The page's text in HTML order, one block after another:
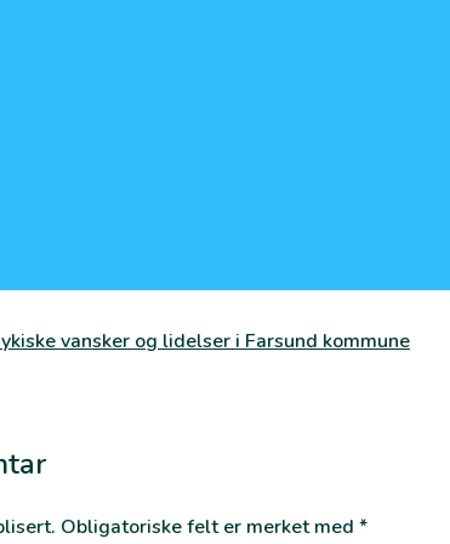
vansker og lidelser i Farsund kommune
Obligatoriske felt er merket med *